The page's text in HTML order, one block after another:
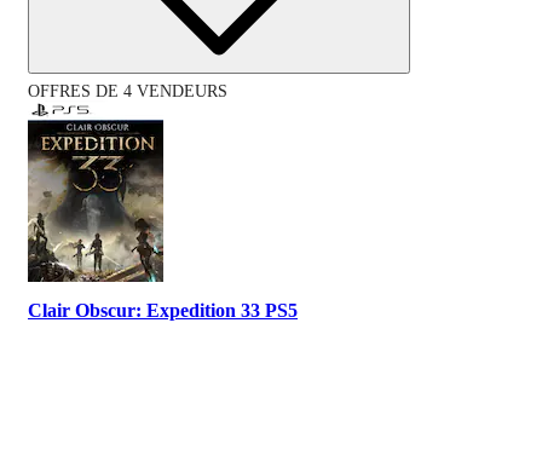
OFFRES DE 4 VENDEURS
Clair Obscur: Expedition 33 PS5